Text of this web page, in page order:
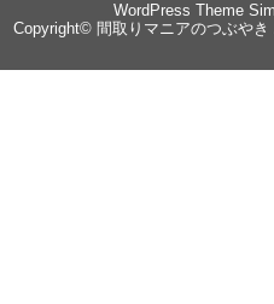
WordPress Theme
Copyright© 間取りマニアのつぶやき